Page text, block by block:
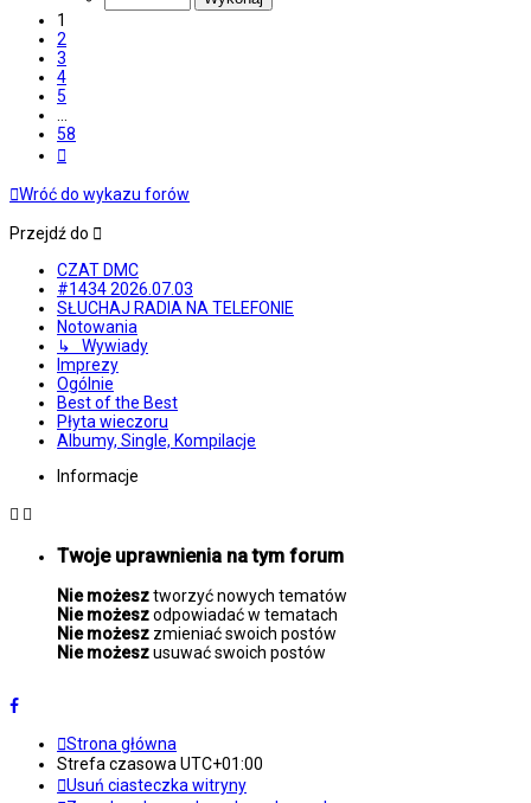
1
2
3
4
5
58
Wróć do wykazu forów
Przejdź do
CZAT DMC
#1434 2026.07.03
SŁUCHAJ RADIA NA TELEFONIE
Notowania
↳ Wywiady
Imprezy
Ogólnie
Best of the Best
Płyta wieczoru
Albumy, Single, Kompilacje
Informacje
Twoje uprawnienia na tym forum
Nie możesztworzyć nowych tematów
Nie możeszodpowiadać w tematach
Nie możesz zmieniać swoich postów
Nie możeszusuwać swoich postów
Strona główna
Strefa czasowa UTC+01:00
Usuń ciasteczka witryny